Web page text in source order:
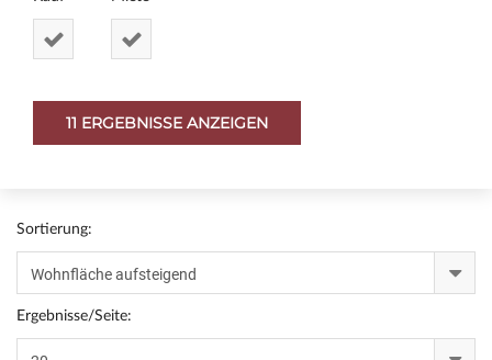
Sortierung:
Ergebnisse/Seite: